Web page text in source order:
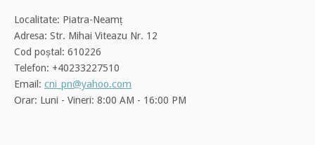
Localitate: Piatra-Neamț
Adresa: Str. Mihai Viteazu Nr. 12
Cod poștal: 610226
Telefon: +40233227510
Email: cni_pn@yahoo.com
Orar: Luni - Vineri: 8:00 AM - 16:00 PM